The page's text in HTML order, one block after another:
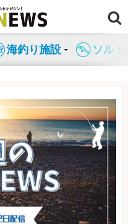
海釣り施設 ソル